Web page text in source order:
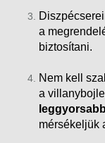
a
biztosítani.
Nem kell
a
mérsékeljük